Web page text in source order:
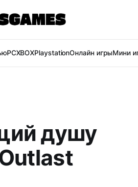
PCXBOXPlaystationОнлайн игрыМини
душу